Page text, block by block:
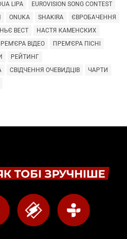
LIPA
EUROVISION SONG CONTEST
ONUKA SHAKIRA
ЄВРОБАЧЕННЯ
ВЕСТ
НАСТЯ КАМЕНСКИХ
ВІДЕО
ПРЕМ'ЄРА ПІСНІ
РЕЙТИНГ
СВІДЧЕННЯ ОЧЕВИДЦІВ
ЧАРТИ
ТОБІ ЗРУЧНІШЕ